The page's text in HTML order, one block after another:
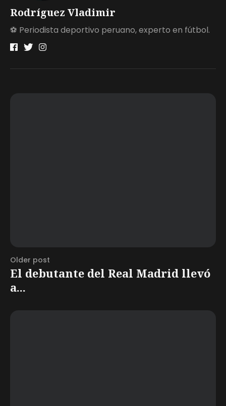
Rodríguez Vladimir
⚽ Periodista deportivo peruano, experto en fútbol.
Older post
El debutante del Real Madrid llevó
a...